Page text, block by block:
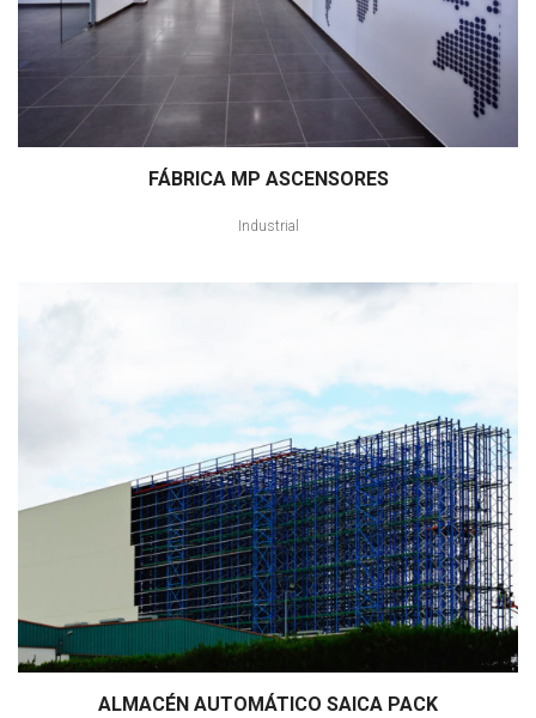
FÁBRICA MP ASCENSORES
Industrial
ALMACÉN AUTOMÁTICO SAICA PACK